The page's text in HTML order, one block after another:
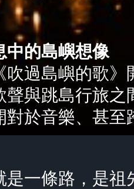
中的島嶼想像
吹過島嶼的歌
聲與跳島行旅
對於音樂、甚至
是一條路，是